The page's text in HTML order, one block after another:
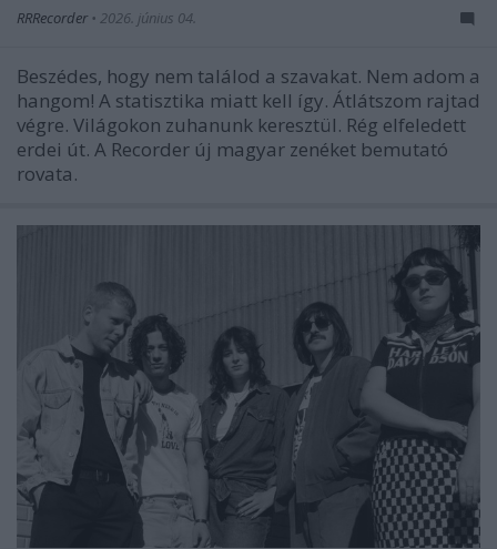
RRRecorder • 2026. június 04.
Beszédes, hogy nem találod a szavakat. Nem adom a
hangom! A statisztika miatt kell így. Átlátszom rajtad
végre. Világokon zuhanunk keresztül. Rég elfeledett
erdei út. A Recorder új magyar zenéket bemutató
rovata.